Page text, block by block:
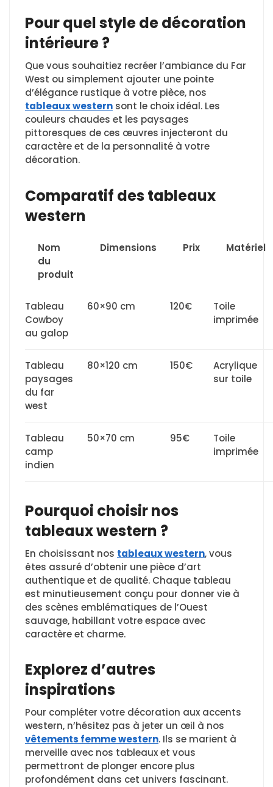
Pour quel style de décoration
intérieure ?
Que vous souhaitiez recréer l’ambiance du Far
West ou simplement ajouter une pointe
d’élégance rustique à votre pièce, nos
tableaux western sont le choix idéal. Les
couleurs chaudes et les paysages
pittoresques de ces œuvres injecteront du
caractère et de la personnalité à votre
décoration.
Comparatif des tableaux
western
Nom
du
produit
Dimensions Prix Matériel
Tableau
Cowboy
au galop
60×90 cm 120€
Toile
imprimée
Tableau
paysages
du far
west
80×120 cm 150€
Acrylique
sur toile
Tableau
camp
indien
50×70 cm 95€
Toile
imprimée
Pourquoi choisir nos
tableaux western ?
En choisissant nos tableaux western, vous
êtes assuré d’obtenir une pièce d’art
authentique et de qualité. Chaque tableau
est minutieusement conçu pour donner vie à
des scènes emblématiques de l’Ouest
sauvage, habillant votre espace avec
caractère et charme.
Explorez d’autres
inspirations
Pour compléter votre décoration aux accents
western, n’hésitez pas à jeter un œil à nos
vêtements femme western. Ils se marient à
merveille avec nos tableaux et vous
permettront de plonger encore plus
profondément dans cet univers fascinant.